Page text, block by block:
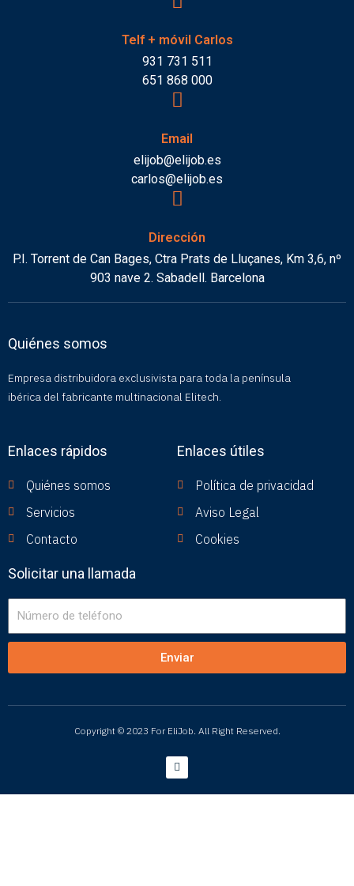
Telf + móvil Carlos
931 731 511
651 868 000
Email
elijob@elijob.es
carlos@elijob.es
Dirección
P.I. Torrent de Can Bages, Ctra Prats de Lluçanes, Km 3,6, nº
903 nave 2. Sabadell. Barcelona
Quiénes somos
Empresa distribuidora exclusivista para toda la península
ibérica del fabricante multinacional Elitech.
Enlaces rápidos
Quiénes somos
Servicios
Contacto
Enlaces útiles
Política de privacidad
Aviso Legal
Cookies
Solicitar una llamada
teléfono
Enviar
Copyright © 2023 For EliJob. All Right Reserved.
L
i
n
k